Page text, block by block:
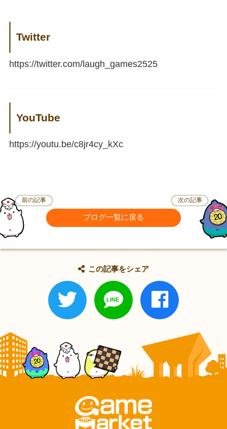
Twitter
https://twitter.com/laugh_games2525
YouTube
https://youtu.be/c8jr4cy_kXc
前の記事
ブログ一覧に戻る
次の記事
この記事をシェア